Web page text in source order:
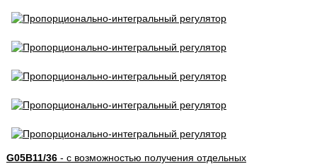
G05B11/36- с возможностью получения отдельных